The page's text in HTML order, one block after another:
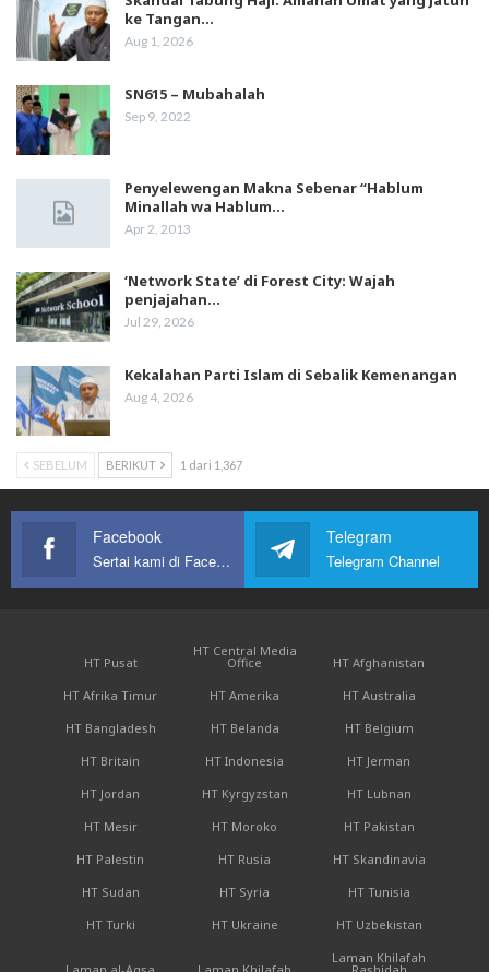
ke Tangan…
Aug 1, 2026
SN615 – Mubahalah
Sep 9, 2022
Penyelewengan Makna Sebenar “Hablum
Minallah wa Hablum…
Apr 2, 2013
‘Network State’ di Forest City: Wajah
penjajahan…
Jul 29, 2026
Kekalahan Parti Islam di Sebalik Kemenangan
Aug 4, 2026
SEBELUM BERIKUT 1 dari 1,367
Facebook
Sertai kami di Facebook
Telegram
Telegram Channel
HT Pusat
HT Central Media
Office
HT Afghanistan
HT Afrika Timur
HT Amerika
HT Australia
HT Bangladesh
HT Belanda
HT Belgium
HT Britain
HT Indonesia
HT Jerman
HT Jordan
HT Kyrgyzstan
HT Lubnan
HT Mesir
HT Moroko
HT Pakistan
HT Palestin
HT Rusia
HT Skandinavia
HT Sudan
HT Syria
HT Tunisia
HT Turki
HT Ukraine HT Uzbekistan
Laman al-Aqsa Laman Khilafah
Laman Khilafah
Rashidah